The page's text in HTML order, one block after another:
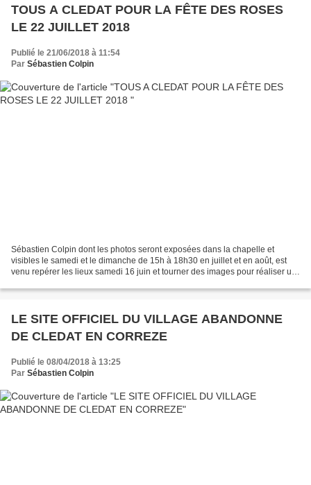
TOUS A CLEDAT POUR LA FÊTE DES ROSES
LE 22 JUILLET 2018
Publié le 21/06/2018 à 11:54
Par Sébastien Colpin
Sébastien Colpin dont les photos seront exposées dans la chapelle et
visibles le samedi et le dimanche de 15h à 18h30 en juillet et en août, est
venu repérer les lieux samedi 16 juin et tourner des images pour réaliser un
LE SITE OFFICIEL DU VILLAGE ABANDONNE
DE CLEDAT EN CORREZE
Publié le 08/04/2018 à 13:25
Par Sébastien Colpin